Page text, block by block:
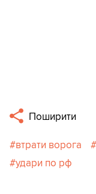
Поширити
втрати ворога
удари по рф